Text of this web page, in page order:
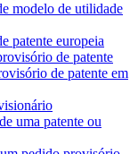
modelo de utilidade
patente europeia
de patente
de patente em
uma patente ou